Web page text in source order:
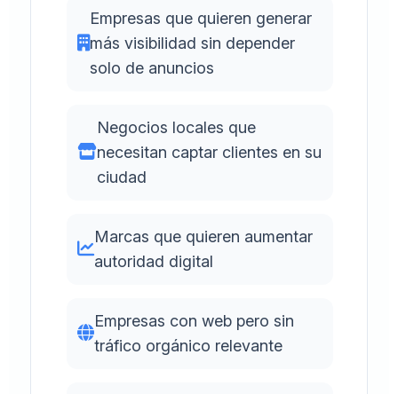
Empresas que quieren generar
más visibilidad sin depender
solo de anuncios
Negocios locales que
necesitan captar clientes en su
ciudad
Marcas que quieren aumentar
autoridad digital
Empresas con web pero sin
tráfico orgánico relevante